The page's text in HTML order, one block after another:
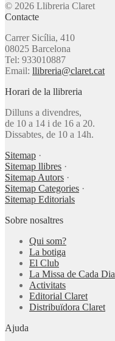
© 2026 Llibreria Claret
Contacte
Carrer Sicília, 410
08025 Barcelona
Tel: 933010887
Email: llibreria@claret.cat
Horari de la llibreria
Dilluns a divendres,
de 10 a 14 i de 16 a 20.
Dissabtes, de 10 a 14h.
Sitemap ·
Sitemap llibres ·
Sitemap Autors ·
Sitemap Categories ·
Sitemap Editorials
Sobre nosaltres
Qui som?
La botiga
El Club
La Missa de Cada Dia
Activitats
Editorial Claret
Distribuïdora Claret
Ajuda